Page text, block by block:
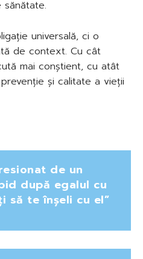
universală, ci o
de context. Cu cât
mai conștient, cu atât
și calitate a vieții
de un
după egalul cu
să te înșeli cu el”